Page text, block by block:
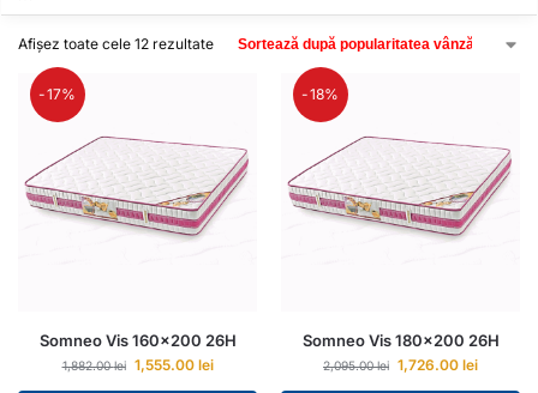
Afișez toate cele 12 rezultate
-17%
Somneo Vis 160×200 26H
1,882.00lei 1,555.00 lei
-18%
Somneo Vis 180×200 26H
2,095.00lei 1,726.00 lei